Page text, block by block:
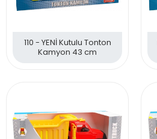
110 - YENİ Kutulu Tonton
Kamyon 43 cm